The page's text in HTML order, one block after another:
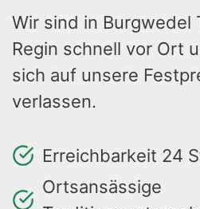
Wir sind in Burgwedel
Regin schnell vor Ort
sich auf unsere
verlassen.
Erreichbarkeit 24
Ortsansässige